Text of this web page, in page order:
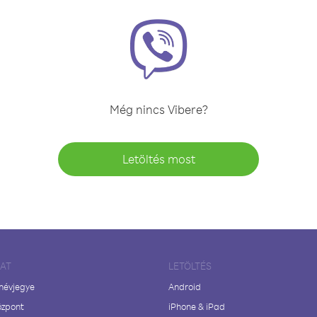
Még nincs Vibere?
Letöltés most
LETÖLTÉS
Android
iPhone & iPad